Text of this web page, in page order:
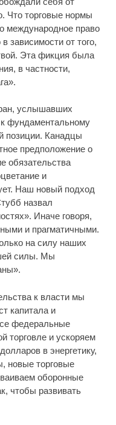
Что торговые нормы
международное право
зависимости от того,
Эта фикция была
в частности,
услышавших
фундаментальному
позиции. Канадцы
предположение о
обязательства
и
Наш новый подход
назвал
Иначе говоря,
и прагматичными.
на силу наших
силы. Мы
к власти мы
капитала и
федеральные
торговле и ускоряем
в энергетику,
новые торговые
оборонные
чтобы развивать